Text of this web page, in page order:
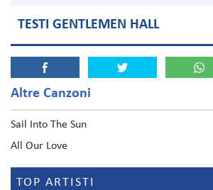
TESTI GENTLEMEN HALL
Altre Canzoni
Sail Into The Sun
All Our Love
TOP ARTISTI